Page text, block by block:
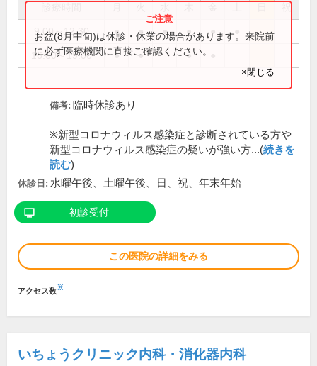
祝
9:00～12:30 ● ● ● ● ●
16:00～19:00 ● ● ●
お盆(8月中旬)は休診・休業の場合があります。来院前
に必ず医療機関に直接ご確認ください。
×閉じる
備考: 臨時休診あり
※新型コロナウィルス感染症と診断されている方や
新型コロナウィルス感染症の疑いが強い方...(続きを
読む)
休診日: 水曜午後、土曜午後、日、祝、年末年始
初診受付
この医院の詳細をみる
アクセス数※
いちょうクリニック内科・消化器内科